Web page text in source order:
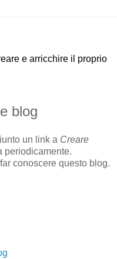
e arricchire il proprio
blog
un link a Creare
periodicamente.
conoscere questo blog.